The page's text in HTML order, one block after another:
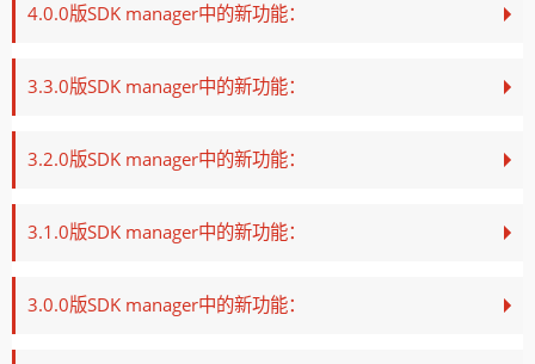
4.0.0版SDK manager中的新功能：
3.3.0版SDK manager中的新功能：
3.2.0版SDK manager中的新功能：
3.1.0版SDK manager中的新功能：
3.0.0版SDK manager中的新功能：